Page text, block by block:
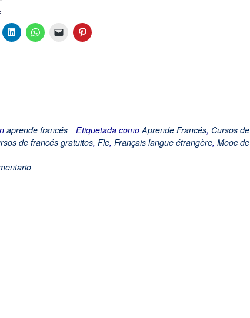
aprende francés Etiquetada comoAprende Francés, Cursos de
de francés gratuitos, Fle, Français langue étrangère, Mooc de